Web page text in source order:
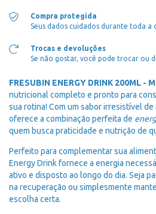
Compra protegida
Seus dados cuidados durante toda a
Trocas e devoluções
Se não gostar, você pode trocar ou
FRESUBIN ENERGY DRINK 200ML -
nutricional completo e pronto para
sua rotina! Com um sabor irresistível de
oferece a combinação perfeita de
quem busca praticidade e nutrição de
Perfeito para complementar sua
Energy Drink fornece a energia
ativo e disposto ao longo do dia. Seja
na recuperação ou simplesmente
escolha certa.